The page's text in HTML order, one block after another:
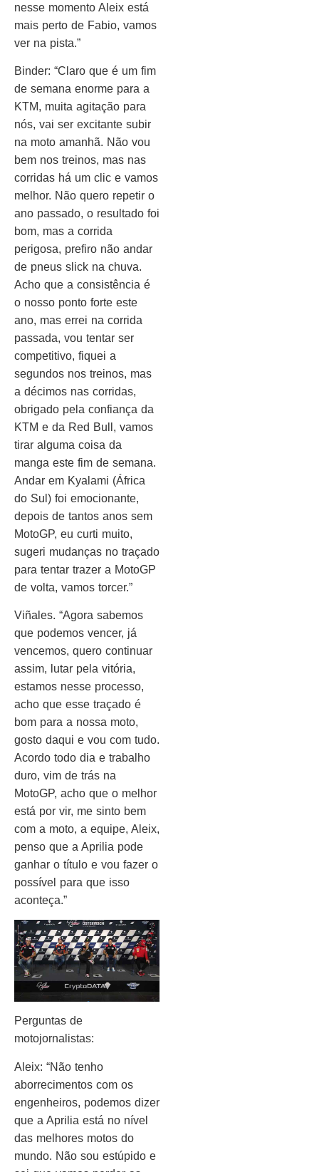
nesse momento Aleix está
mais perto de Fabio, vamos
ver na pista.”
Binder: “Claro que é um fim
de semana enorme para a
KTM, muita agitação para
nós, vai ser excitante subir
na moto amanhã. Não vou
bem nos treinos, mas nas
corridas há um clic e vamos
melhor. Não quero repetir o
ano passado, o resultado foi
bom, mas a corrida
perigosa, prefiro não andar
de pneus slick na chuva.
Acho que a consistência é
o nosso ponto forte este
ano, mas errei na corrida
passada, vou tentar ser
competitivo, fiquei a
segundos nos treinos, mas
a décimos nas corridas,
obrigado pela confiança da
KTM e da Red Bull, vamos
tirar alguma coisa da
manga este fim de semana.
Andar em Kyalami (África
do Sul) foi emocionante,
depois de tantos anos sem
MotoGP, eu curti muito,
sugeri mudanças no traçado
para tentar trazer a MotoGP
de volta, vamos torcer.”
Viñales. “Agora sabemos
que podemos vencer, já
vencemos, quero continuar
assim, lutar pela vitória,
estamos nesse processo,
acho que esse traçado é
bom para a nossa moto,
gosto daqui e vou com tudo.
Acordo todo dia e trabalho
duro, vim de trás na
MotoGP, acho que o melhor
está por vir, me sinto bem
com a moto, a equipe, Aleix,
penso que a Aprilia pode
ganhar o título e vou fazer o
possível para que isso
aconteça.”
Perguntas de
motojornalistas:
Aleix: “Não tenho
aborrecimentos com os
engenheiros, podemos dizer
que a Aprilia está no nível
das melhores motos do
mundo. Não sou estúpido e